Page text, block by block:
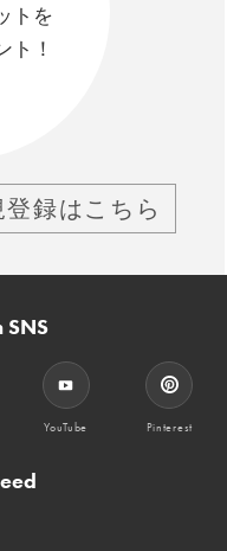
トを
ト！
登録はこちら
YouTube Pinterest